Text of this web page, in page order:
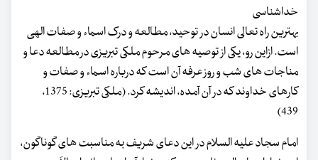
خداشناسی
بهترین راه تعالی انسان در توحید، مطالعه و درک اسماء و صفات الهی
است. ازاین رو، یکی از توصیه های مرحوم ملکی تبریزی در مطالعه دعا و
مناجات های شب و روز عرفه آن است که درباره اسماء و صفات و
کارهای خداوند که در آن آمده، اندیشه کرد. (ملکی تبریزی: 1375،
439)
امام سجاد علیه السلام در این دعای شریف به مناسبت های گوناگون،